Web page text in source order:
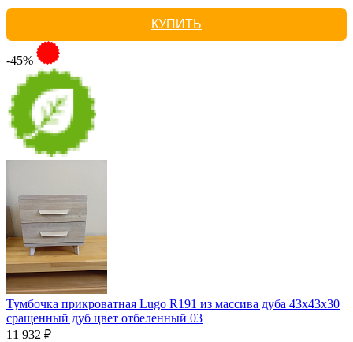
КУПИТЬ
-45%
Тумбочка прикроватная Lugo R191 из массива дуба 43х43х30
сращенный дуб цвет отбеленный 03
11 932 ₽